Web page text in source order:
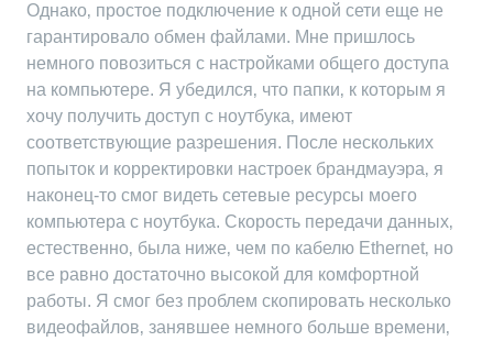
Однако‚ простое подключение к одной сети еще не
гарантировало обмен файлами. Мне пришлось
немного повозиться с настройками общего доступа
на компьютере. Я убедился‚ что папки‚ к которым я
хочу получить доступ с ноутбука‚ имеют
соответствующие разрешения. После нескольких
попыток и корректировки настроек брандмауэра‚ я
наконец-то смог видеть сетевые ресурсы моего
компьютера с ноутбука. Скорость передачи данных‚
естественно‚ была ниже‚ чем по кабелю Ethernet‚ но
все равно достаточно высокой для комфортной
работы. Я смог без проблем скопировать несколько
видеофайлов‚ занявшее немного больше времени‚